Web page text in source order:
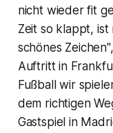
nicht wieder fit
Zeit so klappt,
schönes
Auftritt in
Fußball wir
dem richtigen
Gastspiel in